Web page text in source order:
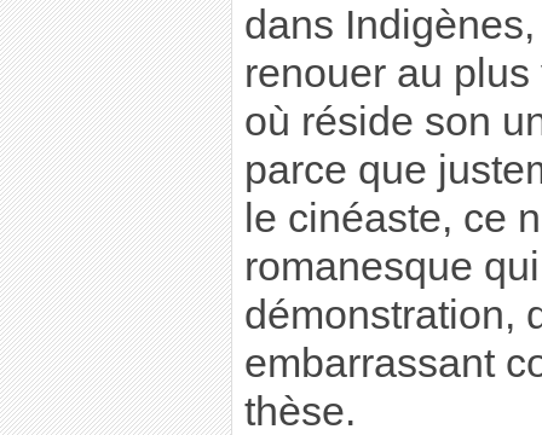
dans
renouer au
où réside son
parce que
le cinéaste, ce
romanesque
démonstration,
embarrassant
thèse.